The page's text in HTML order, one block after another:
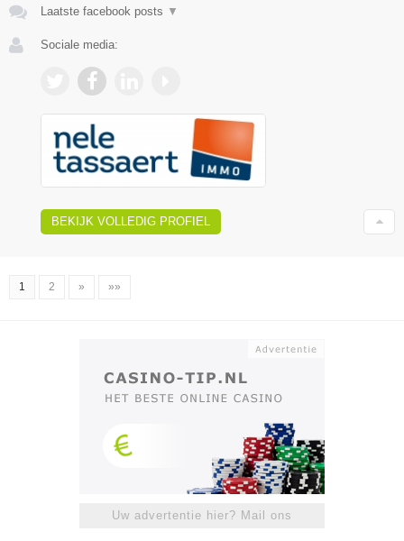
Laatste facebook posts ▼
Sociale media:
BEKIJK VOLLEDIG PROFIEL
1 2 » »»
Uw advertentie hier? Mail ons